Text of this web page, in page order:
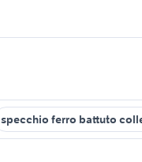
specchio ferro battuto